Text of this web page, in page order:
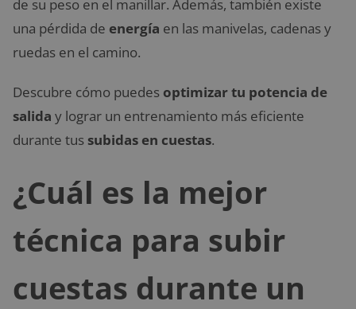
de su peso en el manillar. Además, también existe
una pérdida de energía en las manivelas, cadenas y
ruedas en el camino.
Descubre cómo puedes optimizar tu potencia de
salida y lograr un entrenamiento más eficiente
durante tus subidas en cuestas.
¿Cuál es la mejor
técnica para subir
cuestas durante un